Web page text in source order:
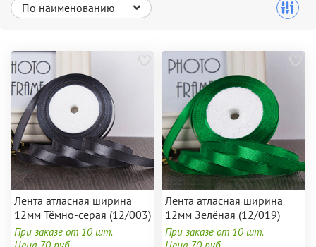
По наименованию
Лента атласная ширина
12мм Тёмно-серая (12/003)
При заказе от 10 шт.
Лента атласная ширина
12мм Зелёная (12/019)
При заказе от 10 шт.